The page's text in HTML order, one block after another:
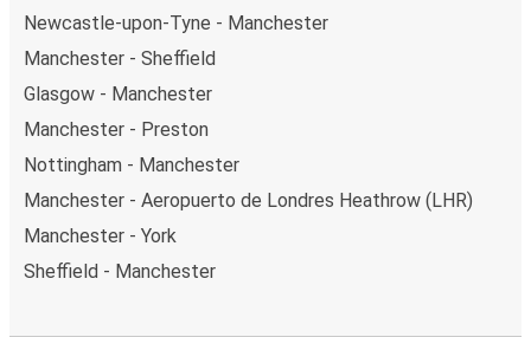
Newcastle-upon-Tyne - Manchester
Manchester - Sheffield
Glasgow - Manchester
Manchester - Preston
Nottingham - Manchester
Manchester - Aeropuerto de Londres Heathrow (LHR)
Manchester - York
Sheffield - Manchester